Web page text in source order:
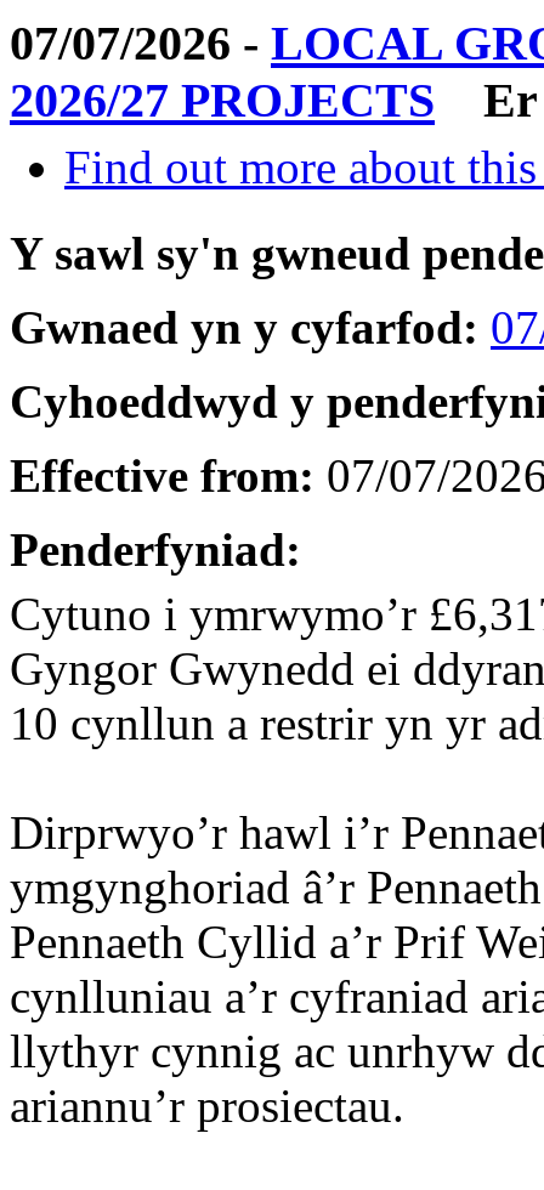
07/07/2026 - LOCAL
2026/27 PROJECTS
Er
Find out more about
Y sawl sy'n gwneud
Gwnaed yn y cyfarfod:
Cyhoeddwyd y
Effective from: 07/07/
Penderfyniad:
Cytuno i ymrwymo’r
Gyngor Gwynedd ei
10 cynllun a restrir yn yr
Dirprwyo’r hawl i’r
ymgynghoriad â’r
Pennaeth Cyllid a’r Prif
cynlluniau a’r cyfraniad
llythyr cynnig ac unrhyw
ariannu’r prosiectau.